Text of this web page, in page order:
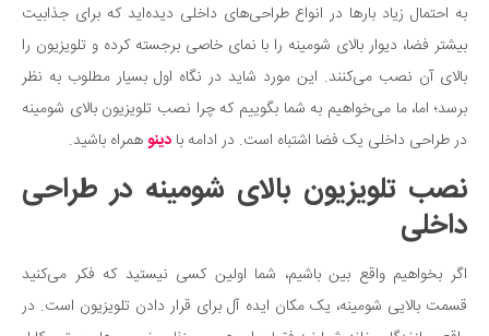
تغذیه سالم
بهداشت
بیماری و درمان
کودک و مادر
ورزش و تندرستی
روانشناسی
فرهنگ و هنر
به احتمال زیاد بارها در انواع طراحی‌های داخلی دیده‌اید که برای جذابیت
بیشتر فضا، دیوار بالای شومینه را با نمای خاصی برجسته کرده و تلویزیون را
بالای آن نصب می‌کنند. این مورد شاید در نگاه اول بسیار مطلوب به نظر
برسد؛ اما، ما می‌خواهیم به شما بگوییم که چرا نصب تلویزیون بالای شومینه
در طراحی داخلی یک فضا اشتباه است. در ادامه با دینوهمراه باشید.
نصب تلویزیون بالای شومینه در طراحی
داخلی
اگر بخواهیم واقع بین باشیم، شما اولین کسی نیستید که فکر می‌کنید
قسمت بالایی شومینه، یک مکان ایده آل برای قرار دادن تلویزیون است. در